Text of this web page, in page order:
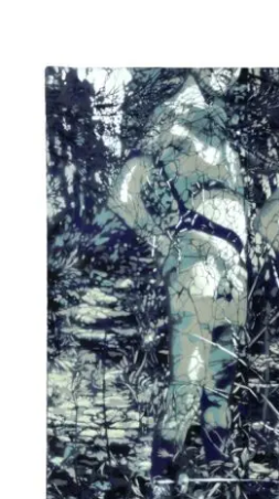
Jean-Pierre Le Boul’ch
souviens de mon